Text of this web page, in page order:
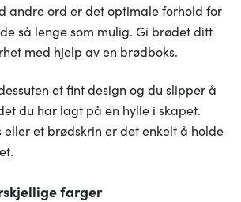
andre ord er det optimale forhold for
så lenge som mulig. Gi brødet ditt
med hjelp av en brødboks.
et fint design og du slipper å
du har lagt på en hylle i skapet.
et brødskrin er det enkelt å holde
farger